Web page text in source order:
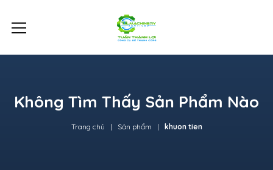
Không Tìm Thấy Sản Phẩm Nào
Trang chủ Sản phẩm khuon tien